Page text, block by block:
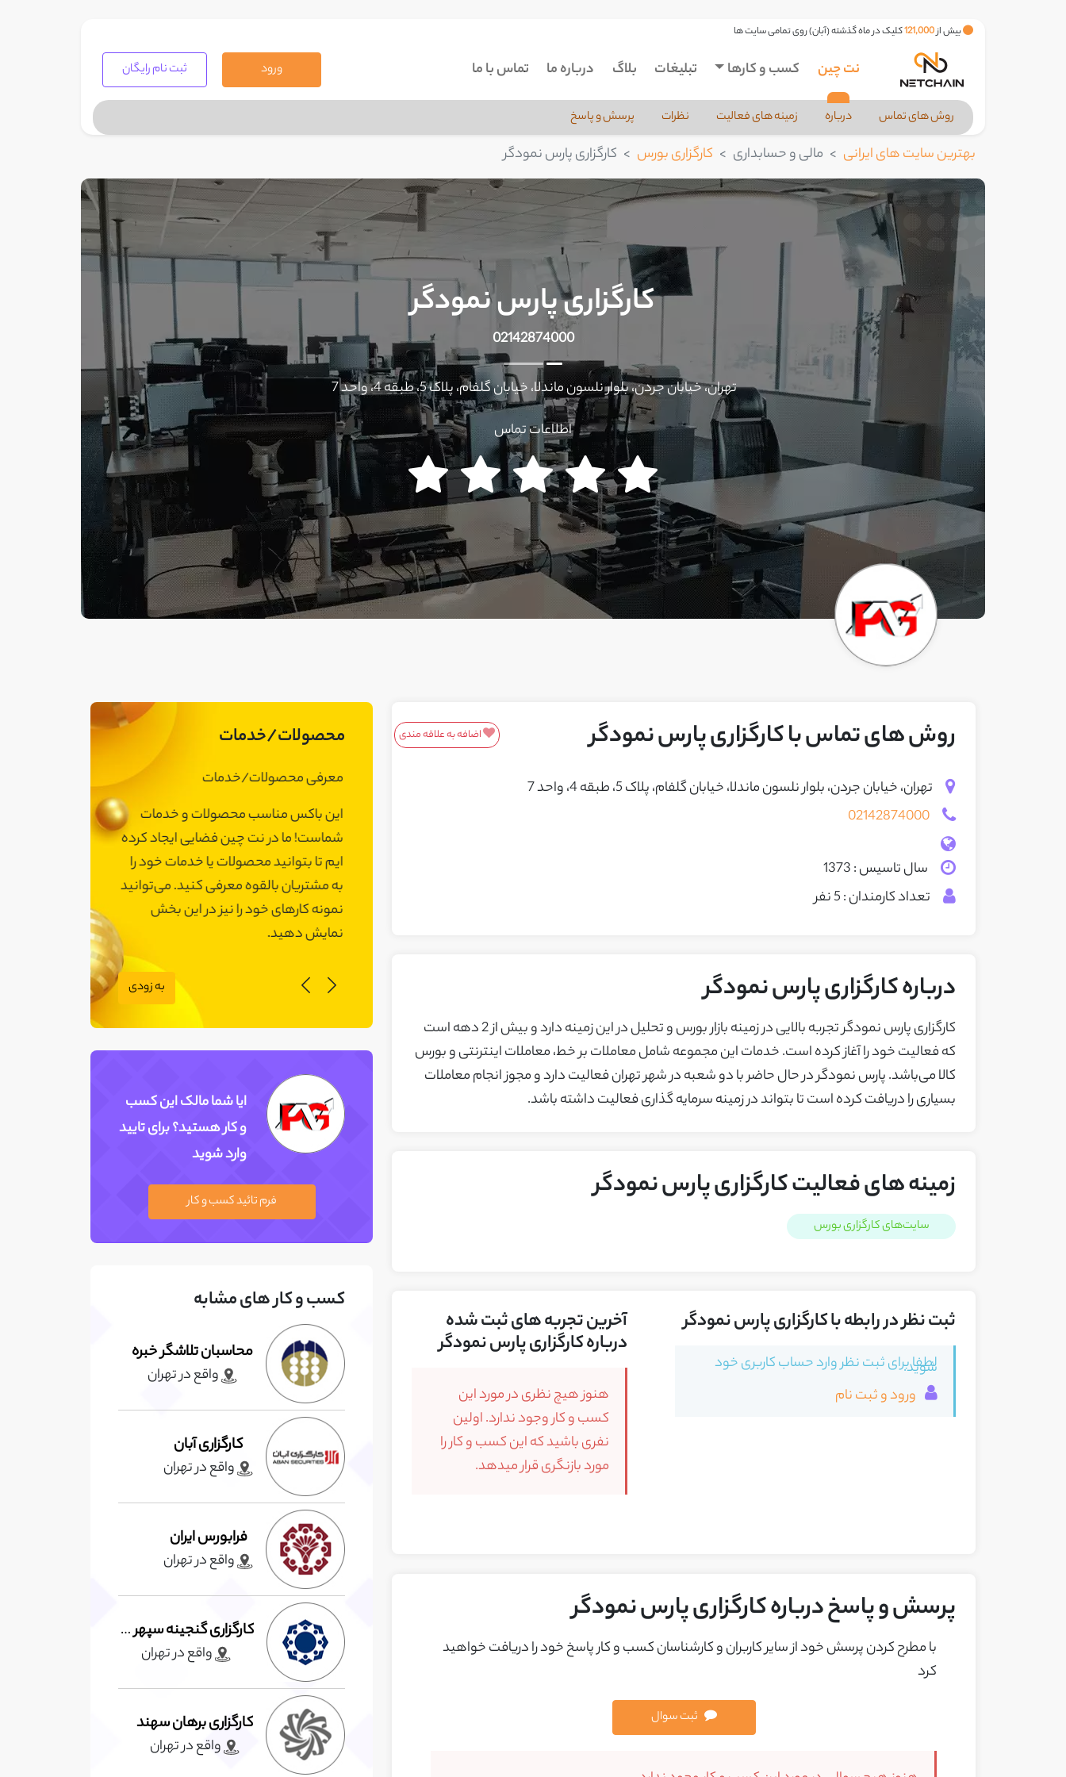
بیش از121,000کلیک در ماه گذشته (آبان) روی تمامی سایت ها
نت چین کسب و کارها تبلیغات بلاگ درباره ما تماس با ما ورود ثبت نام رایگان
روش های تماس درباره زمینه های فعالیت نظرات پرسش و پاسخ
بهترین سایت های ایرانی مالی و حسابداری کارگزاری بورس کارگزاری پارس نمودگر
کارگزاری پارس نمودگر
02142874000
تهران، خیابان جردن، بلوار نلسون ماندلا، خیابان گلفام، پلاک 5، طبقه 4، واحد 7 ​​​​​​​
اطلاعات تماس
روش های تماس با کارگزاری پارس نمودگر اضافه به علاقه مندی
تهران، خیابان جردن، بلوار نلسون ماندلا، خیابان گلفام، پلاک 5، طبقه 4، واحد 7 ​​​​​​​
02142874000
سال تاسیس : 1373
تعداد کارمندان : 5 نفر
درباره کارگزاری پارس نمودگر
کارگزاری پارس نمودگر تجربه بالایی در زمینه بازار بورس و تحلیل در این زمینه دارد و بیش از 2 دهه است
که فعالیت خود را آغاز کرده است. خدمات این مجموعه شامل معاملات بر خط، معاملات اینترنتی و بورس
کالا می‌باشد. پارس نمودگر در حال حاضر با دو شعبه در شهر تهران فعالیت دارد و مجوز انجام معاملات
بسیاری را دریافت کرده است تا بتواند در زمینه سرمایه گذاری فعالیت داشته باشد.
زمینه های فعالیت کارگزاری پارس نمودگر
سایت‌های کارگزاری بورس
ثبت نظر در رابطه با کارگزاری پارس نمودگر
لطفا برای ثبت نظر وارد حساب کاربری خود
شوید.
ورود و ثبت نام
آخرین تجربه های ثبت شده
درباره کارگزاری پارس نمودگر
هنوز هیچ نظری در مورد این
کسب و کار وجود ندارد. اولین
نفری باشید که این کسب و کار را
مورد بازنگری قرار میدهد.
پرسش و پاسخ درباره کارگزاری پارس نمودگر
با مطرح کردن پرسش خود از ساير کاربران و کارشناسان کسب و کار پاسخ خود را دريافت خواهيد
کرد
ثبت سوال
محصولات/خدمات
معرفی محصولات/خدمات
معرفی محصولات/خدمات
این باکس مناسب محصولات و خدمات
شماست! ما در نت چین فضایی ایجاد کرده
ایم تا بتوانید محصولات یا خدمات خود را
به مشتریان بالقوه معرفی کنید. می‌توانید
نمونه کارهای خود را نیز در این بخش
نمایش دهید.
شماست! ما در
نمونه کارهای
نمایش دهید.
به زودی
ایا شما مالک این کسب
و کار هستید؟ برای تایید
وارد شوید
فرم تائید کسب و کار
کسب و کار های مشابه
محاسبان تلاشگر خبره
واقع در تهران
کارگزاری آبان
واقع در تهران
فرابورس ایران
واقع در تهران
کارگزاری گنجینه سپهر پارت
واقع در تهران
کارگزاری برهان سهند
واقع در تهران